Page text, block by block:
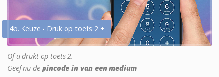
4b. Keuze - Druk op toets 2 +
Of u drukt op toets 2.
Geef nu de pincode in van een medium